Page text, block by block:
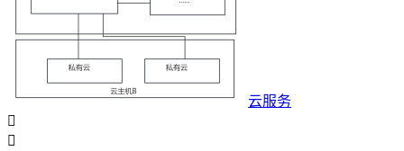
云服务

